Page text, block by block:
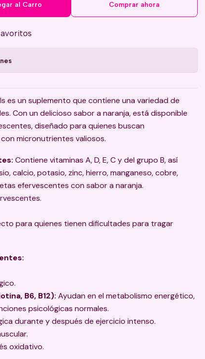
al Carro Comprar ahora
es un suplemento que contiene una variedad de
Con un delicioso sabor a naranja, está disponible
diseñado para quienes buscan
micronutrientes valiosos.
Contiene vitaminas A, D, E, C y del grupo B, así
calcio, potasio, zinc, hierro, manganeso, cobre,
efervescentes con sabor a naranja.
para quienes tienen dificultades para tragar
B6, B12): Ayudan en el metabolismo energético,
psicológicas normales.
durante y después de ejercicio intenso.
oxidativo.